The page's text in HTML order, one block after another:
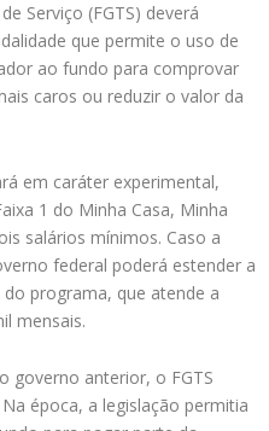
Serviço (FGTS) deverá
que permite o uso de
ao fundo para comprovar
caros ou reduzir o valor da
em caráter experimental,
1 do Minha Casa, Minha
salários mínimos. Caso a
federal poderá estender a
programa, que atende a
mensais.
governo anterior, o FGTS
época, a legislação permitia